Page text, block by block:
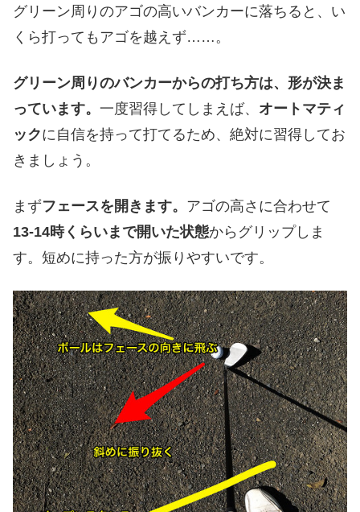
グリーン周りのアゴの高いバンカーに落ちると、い
くら打ってもアゴを越えず……。
グリーン周りのバンカーからの打ち方は、形が決ま
っています。 一度習得してしまえば、 オートマティ
ックに自信を持って打てるため、絶対に習得してお
きましょう。
まずフェースを開きます。 アゴの高さに合わせて
13-14時くらいまで開いた状態からグリップしま
す。短めに持った方が振りやすいです。